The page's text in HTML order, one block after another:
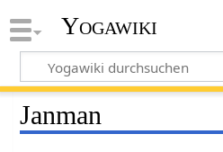
Yogawiki
Janman